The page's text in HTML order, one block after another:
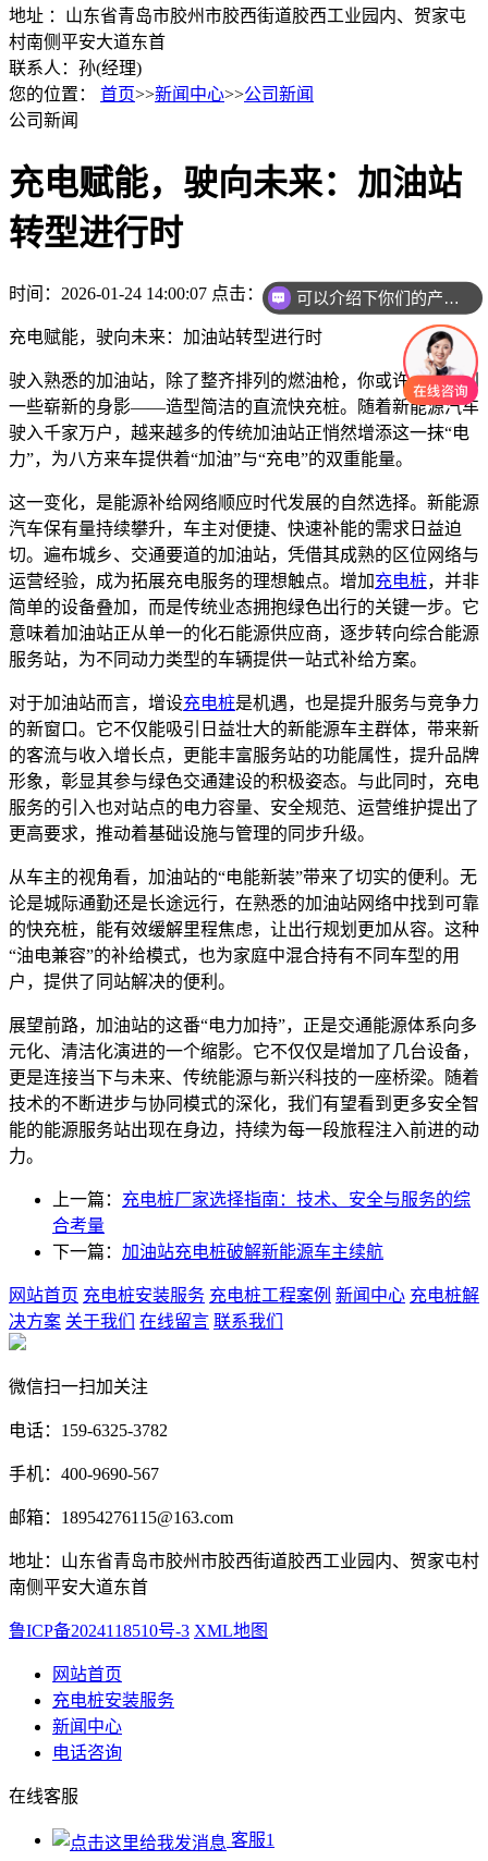
地址 ：山东省青岛市胶州市胶西街道胶西工业园内、贺家屯
村南侧平安大道东首
联系人：孙(经理)
您的位置：
首页>>新闻中心>>公司新闻
公司新闻
充电赋能，驶向未来：加油站
转型进行时
时间：2026-01-24 14:00:07 点击：155次
充电赋能，驶向未来：加油站转型进行时
驶入熟悉的加油站，除了整齐排列的燃油枪，你或许会注意到
一些崭新的身影——造型简洁的直流快充桩。随着新能源汽车
驶入千家万户，越来越多的传统加油站正悄然增添这一抹“电
力”，为八方来车提供着“加油”与“充电”的双重能量。
这一变化，是能源补给网络顺应时代发展的自然选择。新能源
汽车保有量持续攀升，车主对便捷、快速补能的需求日益迫
切。遍布城乡、交通要道的加油站，凭借其成熟的区位网络与
运营经验，成为拓展充电服务的理想触点。增加充电桩，并非
简单的设备叠加，而是传统业态拥抱绿色出行的关键一步。它
意味着加油站正从单一的化石能源供应商，逐步转向综合能源
服务站，为不同动力类型的车辆提供一站式补给方案。
对于加油站而言，增设充电桩是机遇，也是提升服务与竞争力
的新窗口。它不仅能吸引日益壮大的新能源车主群体，带来新
的客流与收入增长点，更能丰富服务站的功能属性，提升品牌
形象，彰显其参与绿色交通建设的积极姿态。与此同时，充电
服务的引入也对站点的电力容量、安全规范、运营维护提出了
更高要求，推动着基础设施与管理的同步升级。
从车主的视角看，加油站的“电能新装”带来了切实的便利。无
论是城际通勤还是长途远行，在熟悉的加油站网络中找到可靠
的快充桩，能有效缓解里程焦虑，让出行规划更加从容。这种
“油电兼容”的补给模式，也为家庭中混合持有不同车型的用
户，提供了同站解决的便利。
展望前路，加油站的这番“电力加持”，正是交通能源体系向多
元化、清洁化演进的一个缩影。它不仅仅是增加了几台设备，
更是连接当下与未来、传统能源与新兴科技的一座桥梁。随着
技术的不断进步与协同模式的深化，我们有望看到更多安全智
能的能源服务站出现在身边，持续为每一段旅程注入前进的动
力。
上一篇： 充电桩厂家选择指南：技术、安全与服务的综
合考量
下一篇： 加油站充电桩破解新能源车主续航
网站首页 充电桩安装服务 充电桩工程案例 新闻中心 充电桩解
决方案 关于我们 在线留言 联系我们
微信扫一扫加关注
电话：159-6325-3782
手机：400-9690-567
邮箱：18954276115@163.com
地址：山东省青岛市胶州市胶西街道胶西工业园内、贺家屯村
南侧平安大道东首
鲁ICP备2024118510号-3 XML地图
网站首页
充电桩安装服务
新闻中心
电话咨询
在线客服
客服1
可以介绍下你们的产品么